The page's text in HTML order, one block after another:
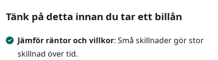
Tänk på detta innan du tar ett billån
Jämför räntor och villkor: Små skillnader gör stor
skillnad över tid.